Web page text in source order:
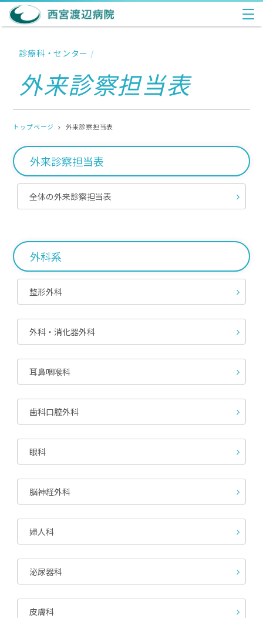
診療科・センター /
外来診察担当表
トップページ 外来診察担当表
外来診察担当表
全体の外来診察担当表
外科系
整形外科
外科・消化器外科
耳鼻咽喉科
歯科口腔外科
眼科
脳神経外科
婦人科
泌尿器科
皮膚科